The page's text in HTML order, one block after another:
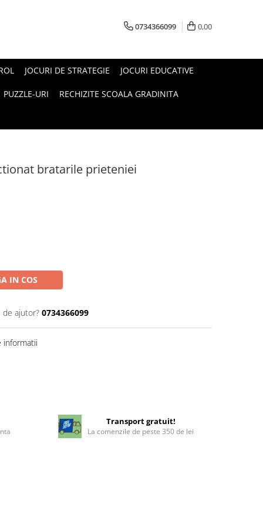
0734366099 0,00
JOCURI DE STRATEGIE JOCURI EDUCATIVE
PUZZLE-URI RECHIZITE SCOALA GRADINITA
bratarile prieteniei
IN COS
de ajutor? 0734366099
informatii
Transport gratuit!
La comenzile de peste 350 de lei